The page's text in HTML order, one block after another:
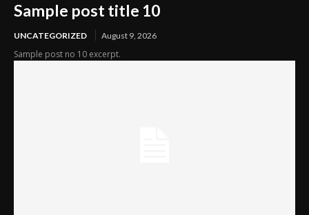
Sample post title 10
UNCATEGORIZED August 9, 2026
Sample post no 10 excerpt.